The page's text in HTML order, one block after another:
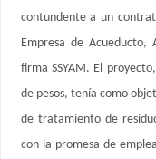
contundente a un
Empresa de Acueducto,
firma SSYAM. El
de pesos, tenía como
de tratamiento de
con la promesa de